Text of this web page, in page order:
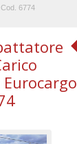
6774